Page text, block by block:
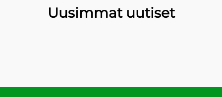
Uusimmat uutiset